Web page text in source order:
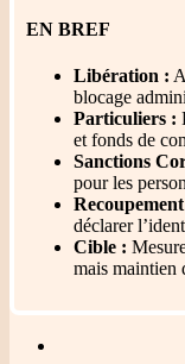
EN BREF
Libération :
blocage
Particuliers :
et fonds de
Sanctions
pour les
déclarer
Cible :
mais maintien